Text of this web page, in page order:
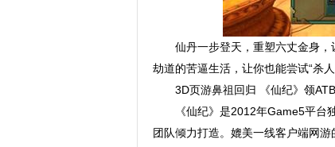
仙丹一步登天，重塑六丈金身
劫道的苦逼生活，让你也能尝试“杀
3D页游鼻祖回归 《仙纪》领
《仙纪》是2012年Game5平
团队倾力打造。媲美一线客户端网